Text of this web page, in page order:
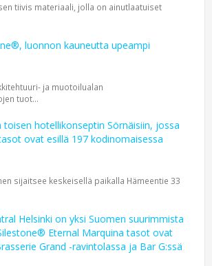
tiivis materiaali, jolla on ainutlaatuiset
luonnon kauneutta upeampi
ja muotoilualan
tuot...
toisen hotellikonseptin Sörnäisiin, jossa
ovat esillä 197 kodinomaisessa
sijaitsee keskeisellä paikalla Hämeentie 33
Helsinki on yksi Suomen suurimmista
Eternal Marquina tasot ovat
Grand -ravintolassa ja Bar G:ssä